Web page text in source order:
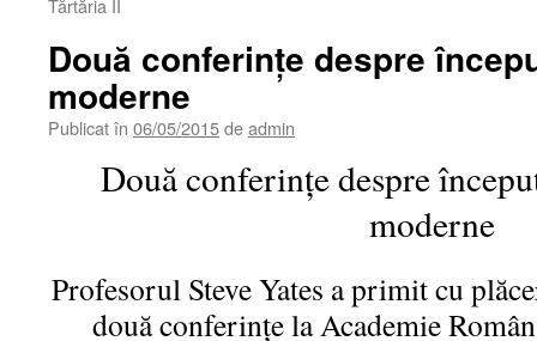
Tărtăria II
Două conferințe despre
moderne
Publicat în 06/05/2015deadmin
Două conferințe despre
moderne
Profesorul Steve Yates a primit cu
două conferințe la Academie